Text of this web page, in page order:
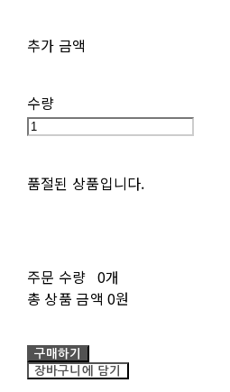
추가 금액
수량
품절된 상품입니다.
주문 수량 0개
총 상품 금액 0원
구매하기
장바구니에 담기